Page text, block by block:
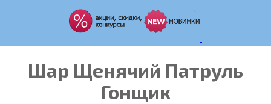
Шар Щенячий Патруль
Гонщик